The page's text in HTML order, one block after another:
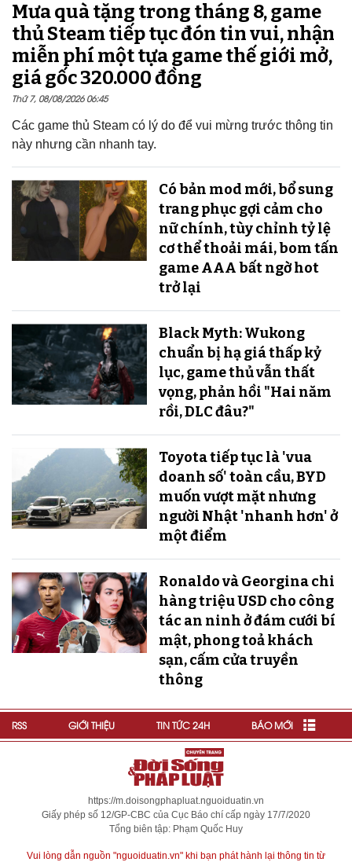
Mưa quà tặng trong tháng 8, game
thủ Steam tiếp tục đón tin vui, nhận
miễn phí một tựa game thế giới mở,
giá gốc 320.000 đồng
Thứ 7, 08/08/2026 06:45
Các game thủ Steam có lý do để vui mừng trước thông tin
này nhưng cần nhanh tay.
Có bản mod mới, bổ sung
trang phục gợi cảm cho
nữ chính, tùy chỉnh tỷ lệ
cơ thể thoải mái, bom tấn
game AAA bất ngờ hot
trở lại
Black Myth: Wukong
chuẩn bị hạ giá thấp kỷ
lục, game thủ vẫn thất
vọng, phản hồi "Hai năm
rồi, DLC đâu?"
Toyota tiếp tục là 'vua
doanh số' toàn cầu, BYD
muốn vượt mặt nhưng
người Nhật 'nhanh hơn' ở
một điểm
Ronaldo và Georgina chi
hàng triệu USD cho công
tác an ninh ở đám cưới bí
mật, phong toả khách
sạn, cấm cửa truyền
thông
RSS GIỚI THIỆU TIN TỨC 24H BÁO MỚI
https://m.doisongphapluat.nguoiduatin.vn
Giấy phép số 12/GP-CBC của Cục Báo chí cấp ngày 17/7/2020
Tổng biên tập: Phạm Quốc Huy
Vui lòng dẫn nguồn "nguoiduatin.vn" khi bạn phát hành lại thông tin từ